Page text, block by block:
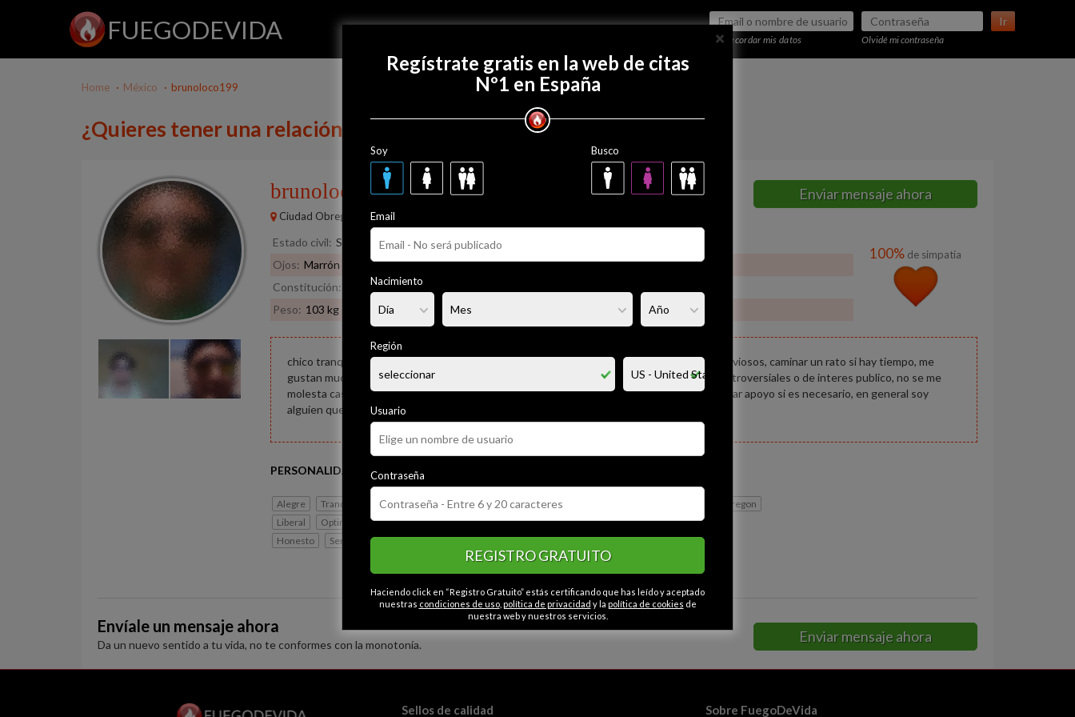
FUEGODEVIDA Ir
Recordar mis datos Olvidé mi contraseña
Regístrate gratis
Home México brunoloco199
¿Quieres tener una relación con brunoloco199?
brunoloco19930 años
Ciudad Obregón
Enviar mensaje ahora
Estado civil: Soltero
Ojos: Marrón Pelo: Moreno
Constitución:
Relleno
Peso: 103 kg
100% de simpatía
chico tranquilo de la ciudad de navojoa, sonora , platicador, divertido, me gustan los dias lluviosos, caminar un rato si hay tiempo, me
gustan mucho las peliculas y los documentales en general, sobretodo si son de temas controversiales o de interes publico, no se me
molesta casi nada, me gusta escuchar y poner atencion a las opiniones de las personas y dar apoyo si es necesario, en general soy
alguien que le gusta escuchar y ser escuchado
PERSONALIDAD
Alegre Tranquilo Educado Simpático Extrovertido
Seguro
Liberal
Optimista Abierto Intelectual Fiel
Conservador
Honesto
Sensible Gracioso Caballeroso
Contactos en Ciudad obregon
Envíale un mensaje ahora
Da un nuevo sentido a tu vida, no te conformes con la monotonía. Enviar mensaje ahora
×
Regístrate gratis en la web de citas
Nº1 en España
Soy Busco
Email
Nacimiento
Región
Usuario
Contraseña
REGISTRO GRATUITO
Haciendo click en “Registro Gratuito” estás certificando que has leído y aceptado
nuestras condiciones de uso, política de privacidad y la política de cookies de
nuestra web y nuestros servicios.
Sellos de calidad Sobre FuegoDeVida